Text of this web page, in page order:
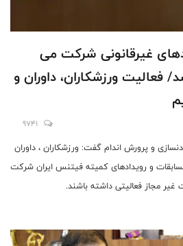
غیرقانونی شرکت می
فعالیت ورزشکاران، داوران و
9741
و پرورش اندام گفت: ورزشكاران ، داوران
و رويدادهاى كميته فيتنس ايران شركت
مجاز فعاليتى داشته باشند.